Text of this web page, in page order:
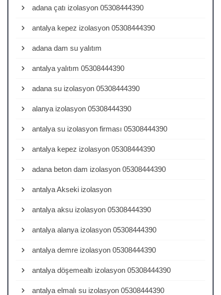
adana çatı izolasyon 05308444390
antalya kepez izolasyon 05308444390
adana dam su yalıtım
antalya yalıtım 05308444390
adana su izolasyon 05308444390
alanya izolasyon 05308444390
antalya su izolasyon firması 05308444390
antalya kepez izolasyon 05308444390
adana beton dam izolasyon 05308444390
antalya Akseki izolasyon
antalya aksu izolasyon 05308444390
antalya alanya izolasyon 05308444390
antalya demre izolasyon 05308444390
antalya döşemealtı izolasyon 05308444390
antalya elmalı su izolasyon 05308444390